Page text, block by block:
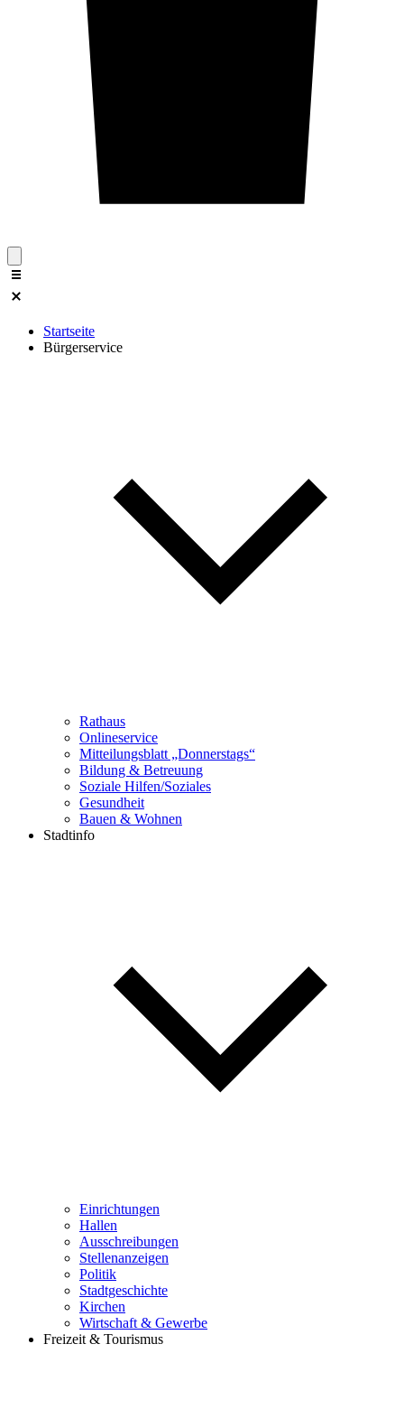
Startseite
Bürgerservice
Rathaus
Onlineservice
Mitteilungsblatt „Donnerstags“
Bildung & Betreuung
Soziale Hilfen/Soziales
Gesundheit
Bauen & Wohnen
Stadtinfo
Einrichtungen
Hallen
Ausschreibungen
Stellenanzeigen
Politik
Stadtgeschichte
Kirchen
Wirtschaft & Gewerbe
Freizeit & Tourismus